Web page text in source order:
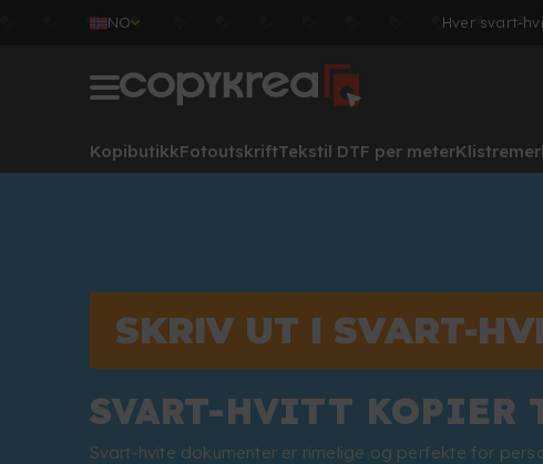
NO Hver svart-
KopibutikkFotoutskriftTekstil DTF per meter
SKRIV UT I SVART-
SVART-HVITT KOPIER
Svart-hvite dokumenter er rimelige og perfekte for